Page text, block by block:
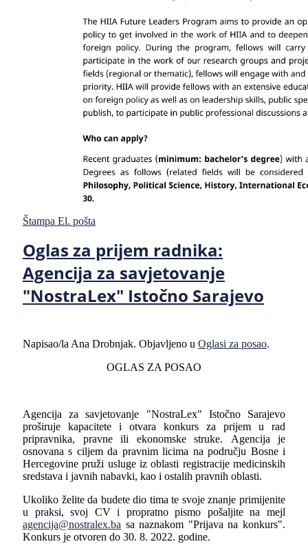
Štampa El. pošta
Oglas za prijem radnika:
Agencija za savjetovanje
"NostraLex" Istočno Sarajevo
Napisao/la Ana Drobnjak. Objavljeno u Oglasi za posao.
OGLAS ZA POSAO
Agencija za savjetovanje "NostraLex" Istočno Sarajevo
proširuje kapacitete i otvara konkurs za prijem u rad
pripravnika, pravne ili ekonomske struke. Аgencija je
osnovana s ciljem da pravnim licima na području Bosne i
Hercegovine pruži usluge iz oblasti registracije medicinskih
sredstava i javnih nabavki, kao i ostalih pravnih oblasti.
Ukoliko želite da budete dio tima te svoje znanje primijenite
u praksi, svoj CVi propratno pismo pošaljite na mejl
agencija@nostralex.ba sa naznakom "Prijava na konkurs".
Konkurs je otvoren do 30. 8. 2022. godine.